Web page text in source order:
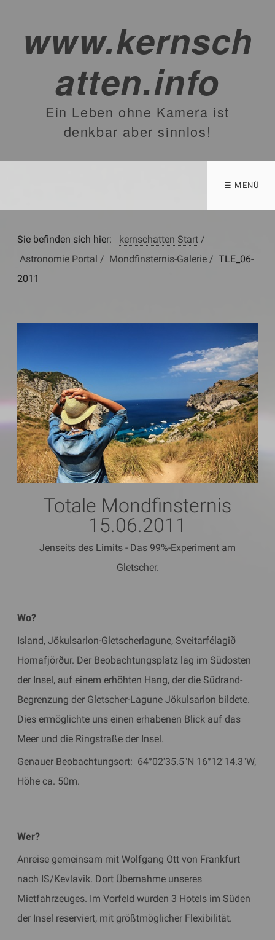
www.kernsch
atten.info
Ein Leben ohne Kamera ist
denkbar aber sinnlos!
☰ MENÜ
Sie befinden sich hier: kernschatten Start /
Astronomie Portal / Mondfinsternis-Galerie / TLE_06-
2011
Totale Mondfinsternis
15.06.2011
Jenseits des Limits - Das 99%-Experiment am
Gletscher.
Wo?
Island, Jökulsarlon-Gletscherlagune, Sveitarfélagið
Hornafjörður. Der Beobachtungsplatz lag im Südosten
der Insel, auf einem erhöhten Hang, der die Südrand-
Begrenzung der Gletscher-Lagune Jökulsarlon bildete.
Dies ermöglichte uns einen erhabenen Blick auf das
Meer und die Ringstraße der Insel.
Genauer Beobachtungsort: 64°02'35.5"N 16°12'14.3"W,
Höhe ca. 50m.
Wer?
Anreise gemeinsam mit Wolfgang Ott von Frankfurt
nach IS/Kevlavik. Dort Übernahme unseres
Mietfahrzeuges. Im Vorfeld wurden 3 Hotels im Süden
der Insel reserviert, mit größtmöglicher Flexibilität.